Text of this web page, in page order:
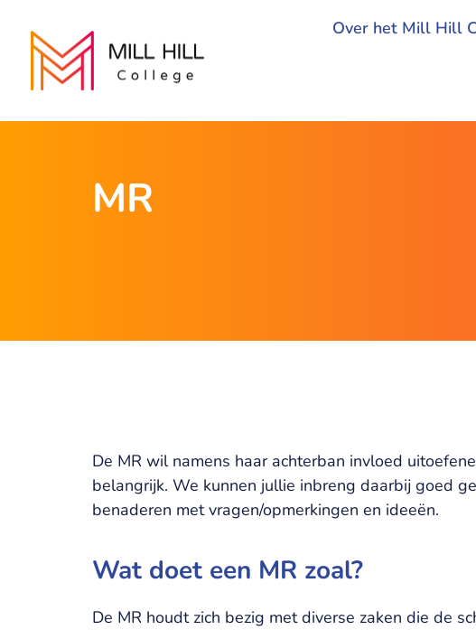
Over het Mill Hill
MR
De MR wil namens haar achterban invloed
belangrijk. We kunnen jullie inbreng daarbij goed
benaderen met vragen/opmerkingen en ideeën.
Wat doet een MR zoal?
De MR houdt zich bezig met diverse zaken die de